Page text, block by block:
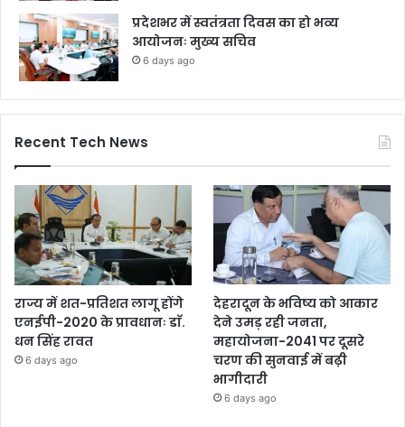
प्रदेशभर में स्वतंत्रता दिवस का हो भव्य
आयोजनः मुख्य सचिव
6 days ago
Recent Tech News
राज्य में शत-प्रतिशत लागू होंगे
एनईपी-2020 के प्रावधानः डाॅ.
धन सिंह रावत
6 days ago
देहरादून के भविष्य को आकार
देने उमड़ रही जनता,
महायोजना-2041 पर दूसरे
चरण की सुनवाई में बढ़ी
भागीदारी
6 days ago